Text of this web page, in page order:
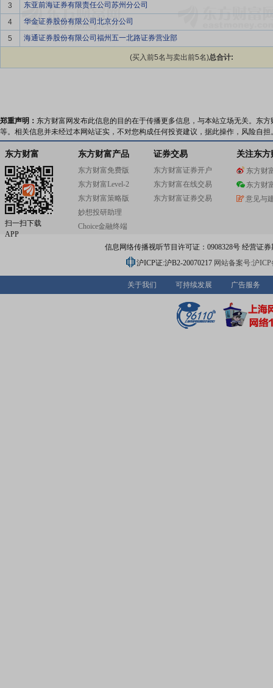
3
东亚前海证券有限责任公司苏州分公司
4
华金证券股份有限公司北京分公司
5
海通证券股份有限公司福州五一北路证券营业部
(买入前5名与卖出前5名)总合计:
郑重声明： 东方财富网发布此信息的目的在于传播更多信息，与本站立场无关。东
等。相关信息并未经过本网站证实，不对您构成任何投资建议，据此操作，风险自担